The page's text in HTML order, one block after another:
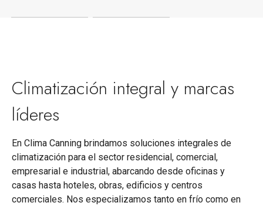
Climatización integral y marcas
líderes
En Clima Canning brindamos soluciones integrales de
climatización para el sector residencial, comercial,
empresarial e industrial, abarcando desde oficinas y
casas hasta hoteles, obras, edificios y centros
comerciales. Nos especializamos tanto en frío como en